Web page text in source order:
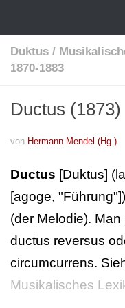
Duktus /
1870-1883
Ductus (1873)
von Hermann Mendel (Hg.)
Ductus [Duktus]
[agoge,
(der Melodie).
ductus reversus
circumcurrens.
Musikalisches